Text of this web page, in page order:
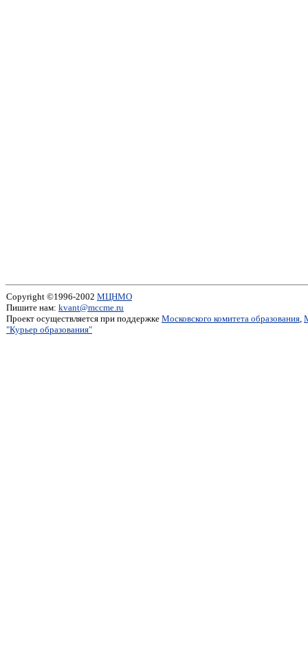
Copyright ©1996-2002 МЦНМО
Пишите нам: kvant@mccme.ru
Проект осуществляется при поддержке Московского комитета образования,
"Курьер образования"